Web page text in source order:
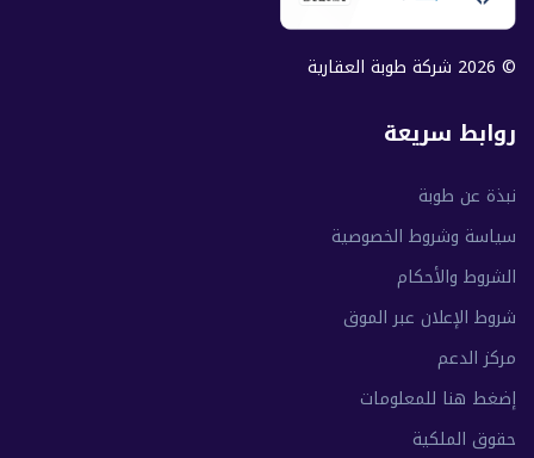
© 2026 شركة طوبة العقارية
روابط سريعة
نبذة عن طوبة
سياسة وشروط الخصوصية
الشروط والأحكام
شروط الإعلان عبر الموق
مركز الدعم
إضغط هنا للمعلومات
حقوق الملكية